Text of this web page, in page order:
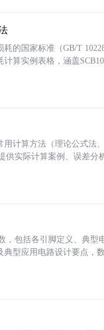
的国家标准（GB/T
算实例表格，涵盖
计算方法（理论公式法
供实际计算案例、误差
，包括各引脚定义、典
型应用电路设计要点，